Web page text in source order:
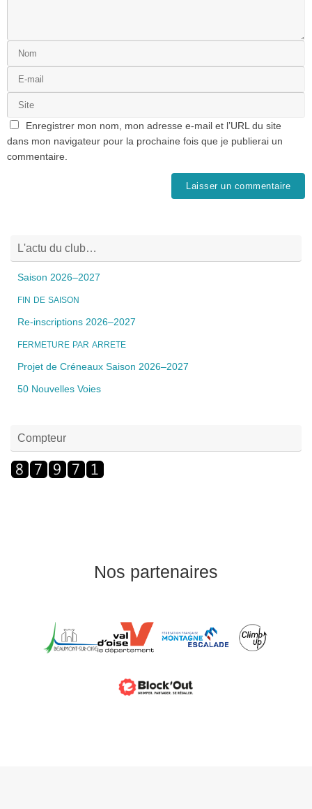
Enregistrer mon nom, mon adresse e-mail et l’URL du site
dans mon navigateur pour la prochaine fois que je publierai un
commentaire.
L'actu du club…
Saison 2026–2027
FIN DE SAISON
Re-inscriptions 2026–2027
FERMETURE PAR ARRETE
Projet de Créneaux Saison 2026–2027
50 Nouvelles Voies
Compteur
Nos partenaires